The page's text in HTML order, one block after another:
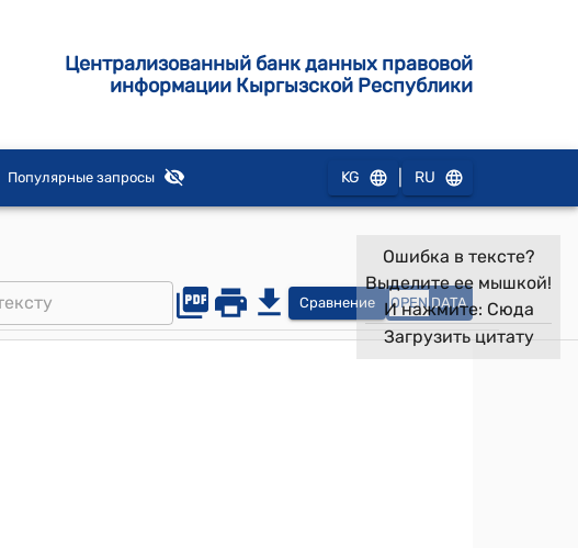
Централизованный банк данных правовой
информации Кыргызской Республики
Популярные запросы KG RU
Сравнение OPEN DATA
Ошибка в тексте?
Выделите ее мышкой!
И нажмите: Сюда
Загрузить цитату